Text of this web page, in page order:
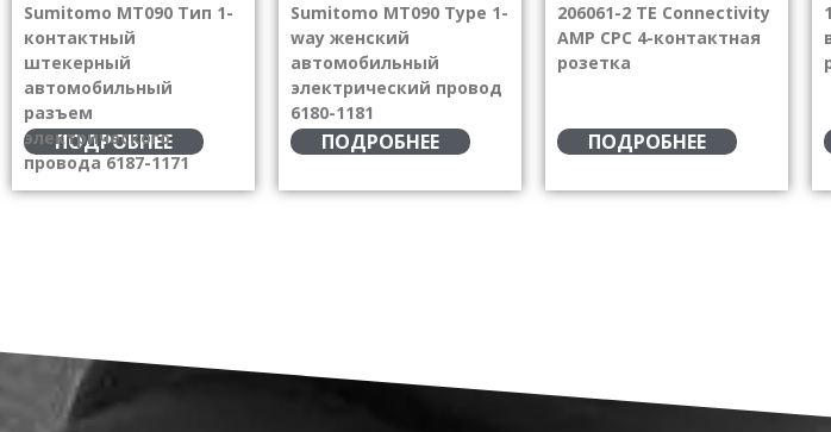
Sumitomo MT090 Тип 1-
контактный
штекерный
автомобильный
разъем
электрического
провода 6187-1171
ПОДРОБНЕЕ
Sumitomo MT090 Type 1-
way женский
автомобильный
электрический провод
6180-1181
ПОДРОБНЕЕ
206061-2 TE Connectivity
AMP CPC 4-контактная
розетка
ПОДРОБНЕЕ